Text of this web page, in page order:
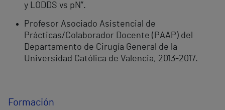
y LODDS vs pN”.
Profesor Asociado Asistencial de
Prácticas/Colaborador Docente (PAAP) del
Departamento de Cirugía General de la
Universidad Católica de Valencia, 2013-2017.
Formación